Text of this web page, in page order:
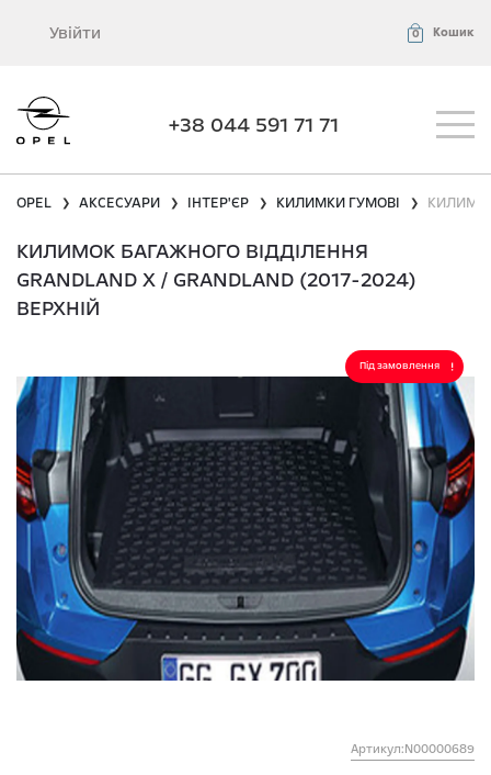
Увійти 0 Кошик
+38 044 591 71 71
OPEL ❯ АКСЕСУАРИ ❯ ІНТЕР'ЄР ❯ КИЛИМКИ ГУМОВІ ❯
КИЛИМОК БАГАЖНОГО ВІДДІЛЕННЯ
GRANDLAND X / GRANDLAND (2017-2024)
ВЕРХНІЙ
Під замовлення
Артикул:N00000689